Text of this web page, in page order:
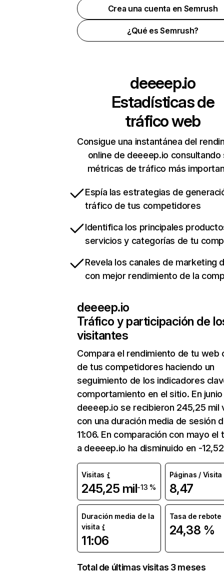
Crea una cuenta en Semrush
¿Qué es Semrush?
deeeep.io
Estadísticas de
tráfico web
Consigue una instantánea del
online de deeeep.io consultando
métricas de tráfico más
Espía las estrategias de
tráfico de tus competidores
Identifica los principales
servicios y categorías de tu
Revela los canales de marketing
con mejor rendimiento de la
deeeep.io
Tráfico y participación de
visitantes
Compara el rendimiento de tu web
de tus competidores haciendo un
seguimiento de los indicadores
comportamiento en el sitio. En junio
deeeep.io se recibieron 245,25 mil
con una duración media de sesión
11:06. En comparación con mayo el
a deeeep.io ha disminuido en -
Visitas
245,25 mil-13 %
Páginas / Visita
8,47
Duración media de la
visita
11:06
Tasa de rebote
24,38 %
Total de últimas visitas 3 meses